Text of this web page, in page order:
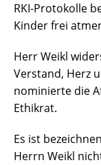
RKI-Protokolle
Kinder frei
Herr Weikl
Verstand, Herz
nominierte die
Ethikrat.
Es ist
Herrn Weikl